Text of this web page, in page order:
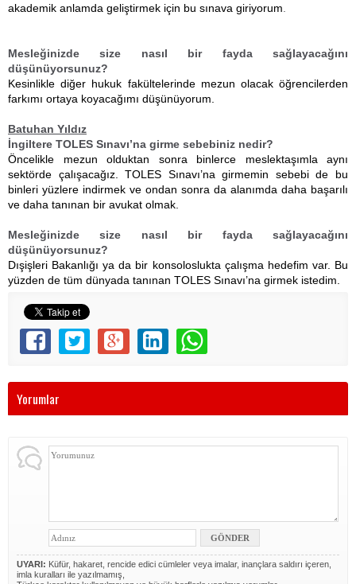
akademik anlamda geliştirmek için bu sınava giriyorum
Mesleğinizde size nasıl bir fayda sağlayacağını
düşünüyorsunuz?
Kesinlikle diğer hukuk fakültelerinde mezun olacak öğrencilerden
farkımı ortaya koyacağımı düşünüyorum.
Batuhan Yıldız
İngiltere TOLES Sınavı’na girme sebebiniz nedir?
Öncelikle mezun olduktan sonra binlerce meslektaşımla aynı
sektörde çalışacağız. TOLES Sınavı’na girmemin sebebi de bu
binleri yüzlere indirmek ve ondan sonra da alanımda daha başarılı
ve daha tanınan bir avukat olmak.
Mesleğinizde size nasıl bir fayda sağlayacağını
düşünüyorsunuz?
Dışişleri Bakanlığı ya da bir konsoloslukta çalışma hedefim var. Bu
yüzden de tüm dünyada tanınan TOLES Sınavı’na girmek istedim.
Yorumlar
UYARI: Küfür, hakaret, rencide edici cümleler veya imalar, inançlara saldırı içeren,
imla kuralları ile yazılmamış,